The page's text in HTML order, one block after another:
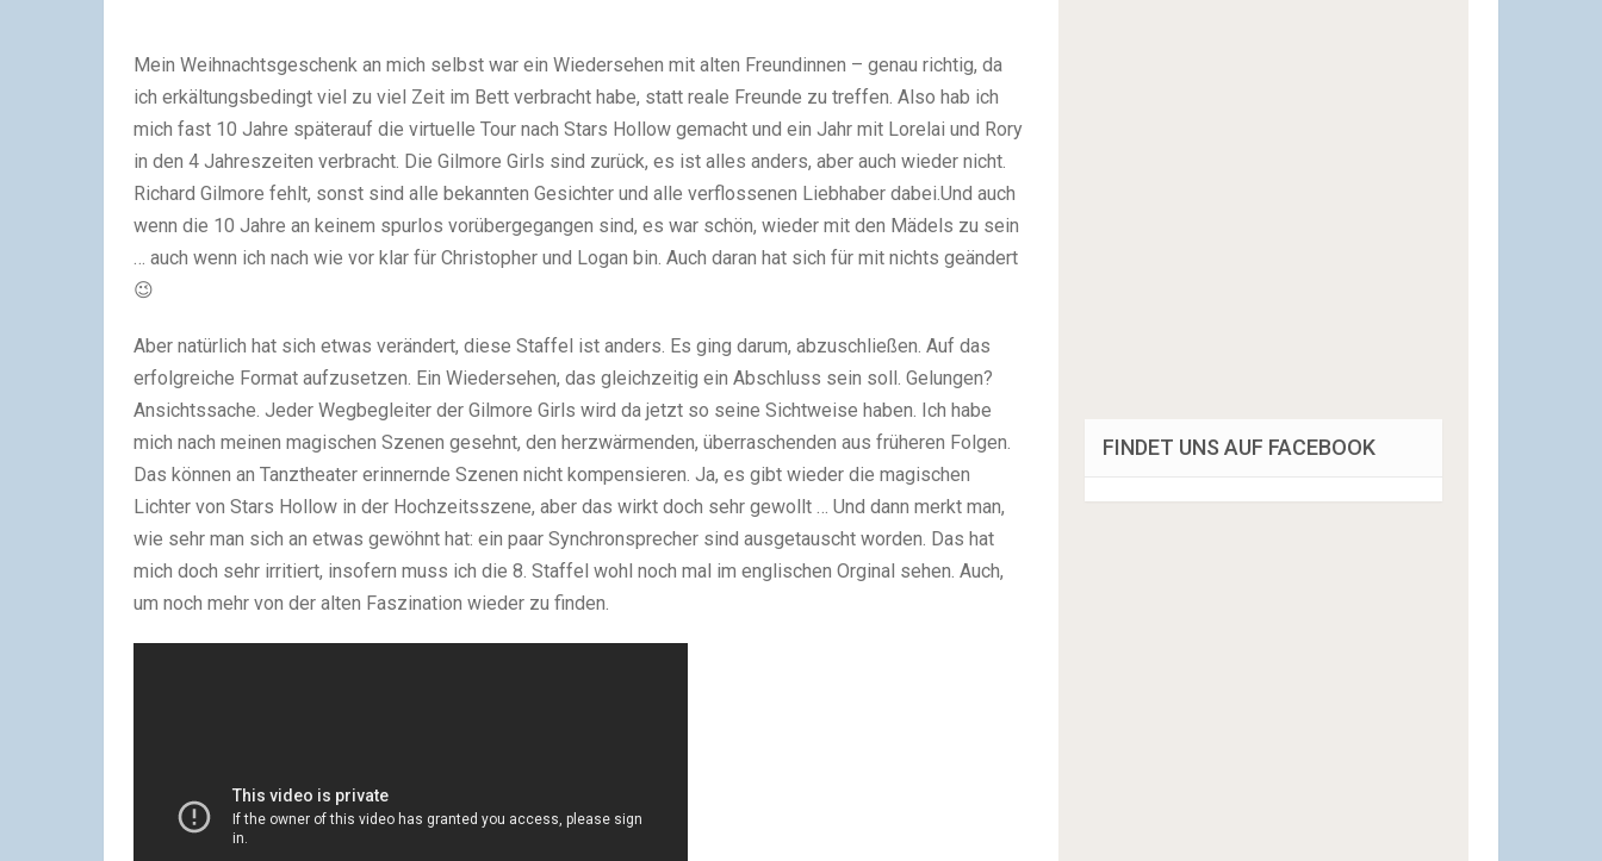
Mein Weihnachtsgeschenk an mich selbst war ein Wiedersehen mit alten Freundinnen – genau richtig, da
ich erkältungsbedingt viel zu viel Zeit im Bett verbracht habe, statt reale Freunde zu treffen. Also hab ich
mich fast 10 Jahre späterauf die virtuelle Tour nach Stars Hollow gemacht und ein Jahr mit Lorelai und Rory
in den 4 Jahreszeiten verbracht. Die Gilmore Girls sind zurück, es ist alles anders, aber auch wieder nicht.
Richard Gilmore fehlt, sonst sind alle bekannten Gesichter und alle verflossenen Liebhaber dabei.Und auch
wenn die 10 Jahre an keinem spurlos vorübergegangen sind, es war schön, wieder mit den Mädels zu sein
… auch wenn ich nach wie vor klar für Christopher und Logan bin. Auch daran hat sich für mit nichts geändert
😉
Aber natürlich hat sich etwas verändert, diese Staffel ist anders. Es ging darum, abzuschließen. Auf das
erfolgreiche Format aufzusetzen. Ein Wiedersehen, das gleichzeitig ein Abschluss sein soll. Gelungen?
Ansichtssache. Jeder Wegbegleiter der Gilmore Girls wird da jetzt so seine Sichtweise haben. Ich habe
mich nach meinen magischen Szenen gesehnt, den herzwärmenden, überraschenden aus früheren Folgen.
Das können an Tanztheater erinnernde Szenen nicht kompensieren. Ja, es gibt wieder die magischen
Lichter von Stars Hollow in der Hochzeitsszene, aber das wirkt doch sehr gewollt … Und dann merkt man,
wie sehr man sich an etwas gewöhnt hat: ein paar Synchronsprecher sind ausgetauscht worden. Das hat
mich doch sehr irritiert, insofern muss ich die 8. Staffel wohl noch mal im englischen Orginal sehen. Auch,
um noch mehr von der alten Faszination wieder zu finden.
FINDET UNS AUF FACEBOOK